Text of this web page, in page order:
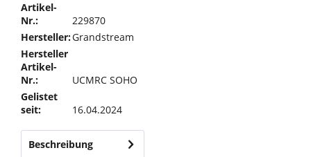
Artikel-
Nr.:
229870
Hersteller:Grandstream
Hersteller
Artikel-
Nr.:
UCMRC SOHO
Gelistet
seit:
16.04.2024
Beschreibung